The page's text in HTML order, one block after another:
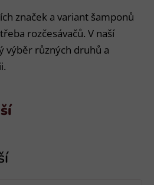
značek a variant šamponů
rozčesávačů. V naší
výběr různých druhů a